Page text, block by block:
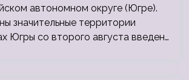
автономном округе (Югре).
значительные территории
Югры со второго августа введен…